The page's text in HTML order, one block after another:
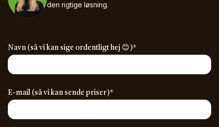
den rigtige løsning.
Navn (så vi kan sige ordentligt hej 😊)*
E-mail (så vi kan sende priser)*